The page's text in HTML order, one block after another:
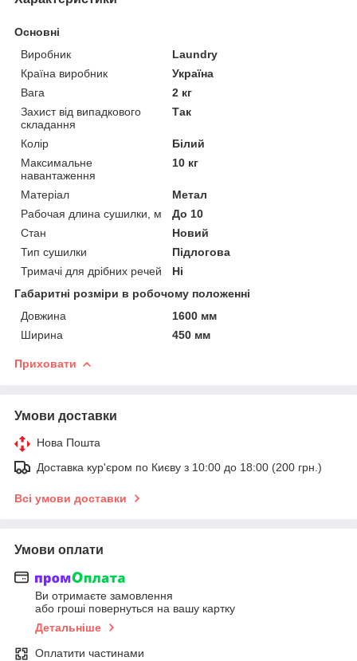
Основні
Виробник
Laundry
Країна виробник
Україна
Вага
2 кг
Захист від випадкового
складання
Так
Колір
Білий
Максимальне
навантаження
10 кг
Матеріал
Метал
Рабочая длина сушилки, м
До 10
Стан
Новий
Тип сушилки
Підлогова
Тримачі для дрібних речей
Ні
Габаритні розміри в робочому положенні
Довжина
1600 мм
Ширина
450 мм
Приховати
Умови доставки
Нова Пошта
Доставка кур'єром по Києву з 10:00 до 18:00 (200 грн.)
Всі умови доставки
Умови оплати
Ви отримаєте замовлення
або гроші повернуться на вашу картку
Детальніше
Оплатити частинами